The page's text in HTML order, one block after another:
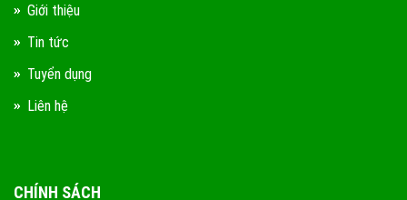
Giới thiệu
Tin tức
Tuyển dụng
Liên hệ
CHÍNH SÁCH